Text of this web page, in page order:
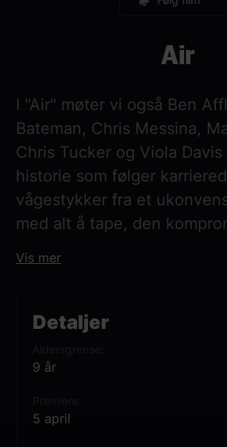
Detaljer
9 år
5 april
Air
I "Air" møter vi også Ben
Bateman, Chris Messina,
Chris Tucker og Viola
historie som følger
vågestykker fra et
med alt å tape, den
største. Fra den
hovedrollen kommer "Air", en
samarbeidet mellom
Vis mer